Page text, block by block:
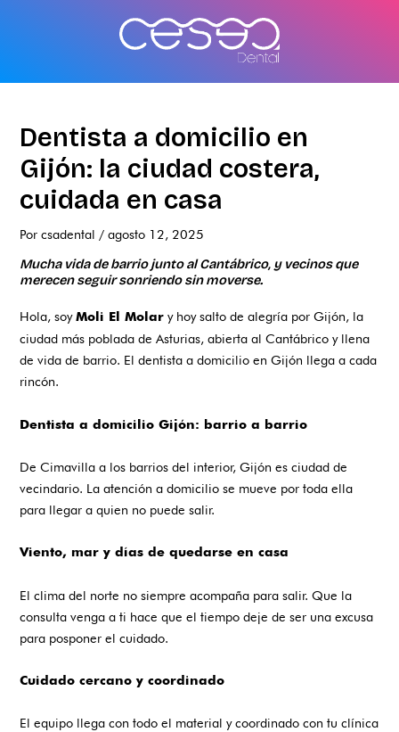
Dentista a domicilio en
Gijón: la ciudad costera,
cuidada en casa
Porcsadental /agosto 12, 2025
Mucha vida de barrio junto al Cantábrico, y vecinos que
merecen seguir sonriendo sin moverse.
Hola, soyMoli El Molar y hoy salto de alegría por Gijón, la
ciudad más poblada de Asturias, abierta al Cantábrico y llena
de vida de barrio. El dentista a domicilio en Gijón llega a cada
rincón.
Dentista a domicilio Gijón: barrio a barrio
De Cimavilla a los barrios del interior, Gijón es ciudad de
vecindario. La atención a domicilio se mueve por toda ella
para llegar a quien no puede salir.
Viento, mar y días de quedarse en casa
El clima del norte no siempre acompaña para salir. Que la
consulta venga a ti hace que el tiempo deje de ser una excusa
para posponer el cuidado.
Cuidado cercano y coordinado
El equipo llega con todo el material y coordinado con tu clínica